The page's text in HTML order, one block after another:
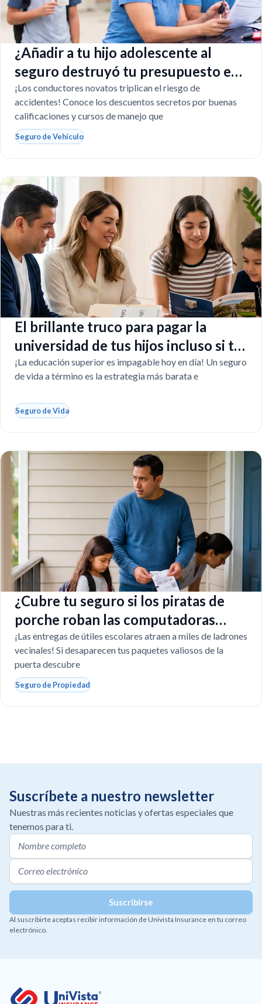
¿Añadir a tu hijo adolescente al
seguro destruyó tu presupuesto en
Texas?
¡Los conductores novatos triplican el riesgo de
accidentes! Conoce los descuentos secretos por buenas
calificaciones y cursos de manejo que
Seguro de Vehículo
El brillante truco para pagar la
universidad de tus hijos incluso si tú
faltas
¡La educación superior es impagable hoy en día! Un seguro
de vida a término es la estrategia más barata e
Seguro de Vida
¿Cubre tu seguro si los piratas de
porche roban las computadoras
escolares?
¡Las entregas de útiles escolares atraen a miles de ladrones
vecinales! Si desaparecen tus paquetes valiosos de la
puerta descubre
Seguro de Propiedad
Suscríbete a nuestro newsletter
Nuestras más recientes noticias y ofertas especiales que
tenemos para ti.
Al suscribirte aceptas recibir información de Univista Insurance en tu correo
electrónico.